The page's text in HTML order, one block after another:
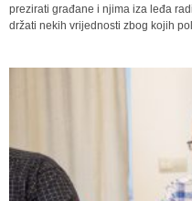
prezirati građane i njima iza leđa
držati nekih vrijednosti zbog kojih